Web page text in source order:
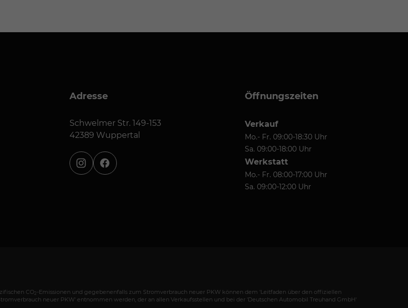
Adresse
Schwelmer Str. 149-153
42389 Wuppertal
instagramfacebook
Öffnungszeiten
Verkauf
Mo.- Fr. 09:00-18:30 Uhr
Sa. 09:00-18:00 Uhr
Werkstatt
Mo.- Fr. 08:00-17:00 Uhr
Sa. 09:00-12:00 Uhr
CO2 -Emissionen und gegebenenfalls zum Stromverbrauch neuer PKW können dem 'Leitfaden über den offiziellen
neuer PKW' entnommen werden, der an allen Verkaufsstellen und bei der 'Deutschen Automobil Treuhand GmbH'